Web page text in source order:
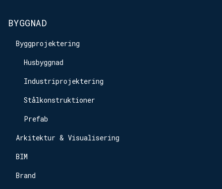
BYGGNAD
Byggprojektering
Husbyggnad
Industriprojektering
Stålkonstruktioner
Prefab
Arkitektur & Visualisering
BIM
Brand